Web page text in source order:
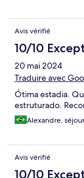
Avis vérifié
10/10
20 mai 2024
Traduire avec
Ótima estadia.
estruturado.
Alexandre,
Avis vérifié
10/10